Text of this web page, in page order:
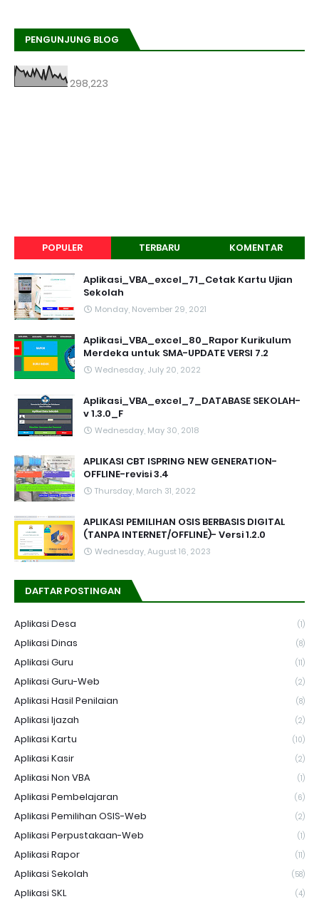
PENGUNJUNG BLOG
298,223
POPULER TERBARU KOMENTAR
Aplikasi_VBA_excel_71_Cetak Kartu Ujian
Sekolah
Monday, November 29, 2021
Aplikasi_VBA_excel_80_Rapor Kurikulum
Merdeka untuk SMA-UPDATE VERSI 7.2
Wednesday, July 20, 2022
Aplikasi_VBA_excel_7_DATABASE SEKOLAH-
v 1.3.0_F
Wednesday, May 30, 2018
APLIKASI CBT ISPRING NEW GENERATION-
OFFLINE-revisi 3.4
Thursday, March 31, 2022
APLIKASI PEMILIHAN OSIS BERBASIS DIGITAL
(TANPA INTERNET/OFFLINE)- Versi 1.2.0
Wednesday, August 16, 2023
DAFTAR POSTINGAN
Aplikasi Desa (1)
Aplikasi Dinas (8)
Aplikasi Guru (11)
Aplikasi Guru-Web (2)
Aplikasi Hasil Penilaian (8)
Aplikasi Ijazah (2)
Aplikasi Kartu (10)
Aplikasi Kasir (2)
Aplikasi Non VBA (1)
Aplikasi Pembelajaran (6)
Aplikasi Pemilihan OSIS-Web (2)
Aplikasi Perpustakaan-Web (1)
Aplikasi Rapor (11)
Aplikasi Sekolah (58)
Aplikasi SKL (4)